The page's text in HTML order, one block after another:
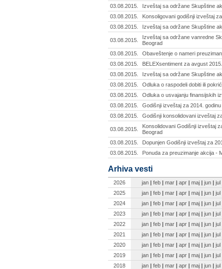
03.08.2015.
Izveštaj sa održane Skupštine
03.08.2015.
Konsoligovani godišnji izveštaj
03.08.2015.
Izveštaj sa održane Skupštine
03.08.2015.
Izveštaj sa održane vanredne
Beograd
03.08.2015.
Obaveštenje o nameri
03.08.2015.
BELEXsentiment za avgust
03.08.2015.
Izveštaj sa održane Skupštine
03.08.2015.
Odluka o raspodeli dobiti ili
03.08.2015.
Odluka o usvajanju finansijskih
03.08.2015.
Godišnji izveštaj za 2014.
03.08.2015.
Godišnji konsolidovani izveštaj
03.08.2015.
Konsolidovani Godišnji izveštaj
Beograd
03.08.2015.
Dopunjen Godišnji izveštaj za
03.08.2015.
Ponuda za preuzimanje akcija -
Arhiva vesti
2026 jan | feb | mar | apr | maj | jun | jul
2025
jan | feb | mar | apr | maj | jun | jul
2024
jan | feb | mar | apr | maj | jun | jul
2023
jan | feb | mar | apr | maj | jun | jul
2022
jan | feb | mar | apr | maj | jun | jul
2021
jan | feb | mar | apr | maj | jun | jul
2020
jan | feb | mar | apr | maj | jun | jul
2019
jan | feb | mar | apr | maj | jun | jul
2018
jan | feb | mar | apr | maj | jun | jul